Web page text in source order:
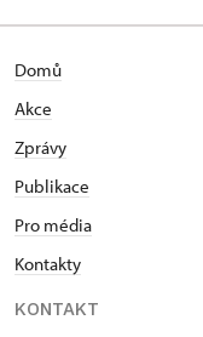
Domů
Akce
Zprávy
Publikace
Pro média
Kontakty
KONTAKT